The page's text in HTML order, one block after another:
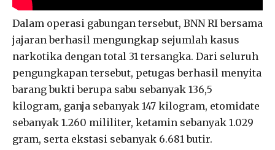
Dalam operasi gabungan tersebut, BNN RI bersama
jajaran berhasil mengungkap sejumlah kasus
narkotika dengan total 31 tersangka. Dari seluruh
pengungkapan tersebut, petugas berhasil menyita
barang bukti berupa sabu sebanyak 136,5
kilogram, ganja sebanyak 147 kilogram, etomidate
sebanyak 1.260 mililiter, ketamin sebanyak 1.029
gram, serta ekstasi sebanyak 6.681 butir.